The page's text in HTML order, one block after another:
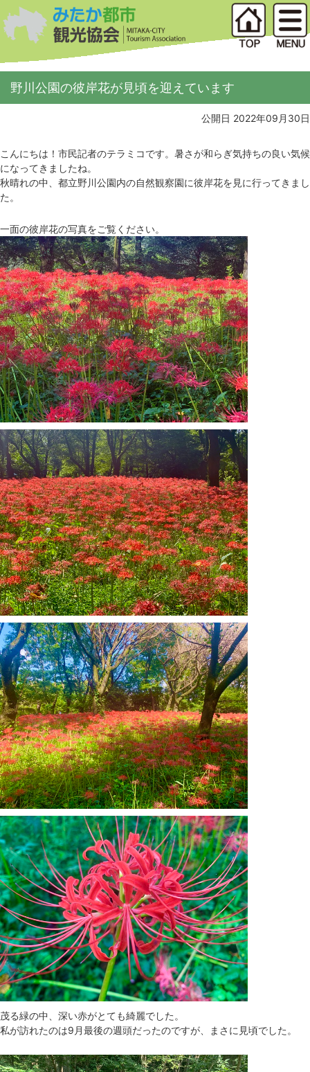
野川公園の彼岸花が見頃を迎えています
公開日 2022年09月30日
こんにちは！市民記者のテラミコです。暑さが和らぎ気持ちの良い気候
になってきましたね。
秋晴れの中、都立野川公園内の自然観察園に彼岸花を見に行ってきまし
た。
一面の彼岸花の写真をご覧ください。
茂る緑の中、深い赤がとても綺麗でした。
私が訪れたのは9月最後の週頭だったのですが、まさに見頃でした。